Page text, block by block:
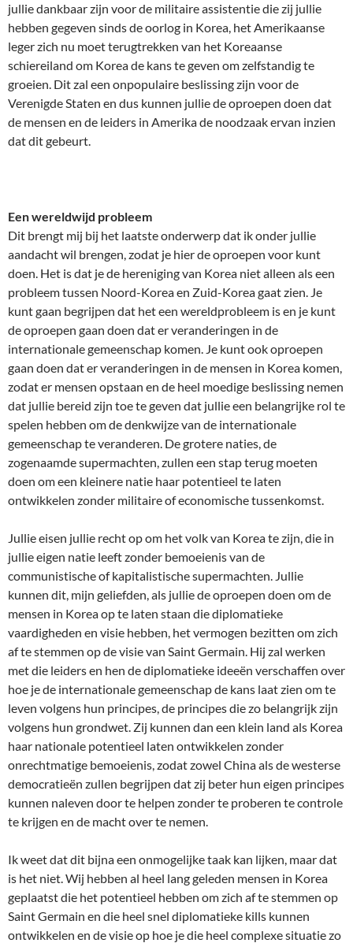
jullie dankbaar zijn voor de militaire assistentie die zij jullie
hebben gegeven sinds de oorlog in Korea, het Amerikaanse
leger zich nu moet terugtrekken van het Koreaanse
schiereiland om Korea de kans te geven om zelfstandig te
groeien. Dit zal een onpopulaire beslissing zijn voor de
Verenigde Staten en dus kunnen jullie de oproepen doen dat
de mensen en de leiders in Amerika de noodzaak ervan inzien
dat dit gebeurt.
Een wereldwijd probleem
Dit brengt mij bij het laatste onderwerp dat ik onder jullie
aandacht wil brengen, zodat je hier de oproepen voor kunt
doen. Het is dat je de hereniging van Korea niet alleen als een
probleem tussen Noord-Korea en Zuid-Korea gaat zien. Je
kunt gaan begrijpen dat het een wereldprobleem is en je kunt
de oproepen gaan doen dat er veranderingen in de
internationale gemeenschap komen. Je kunt ook oproepen
gaan doen dat er veranderingen in de mensen in Korea komen,
zodat er mensen opstaan en de heel moedige beslissing nemen
dat jullie bereid zijn toe te geven dat jullie een belangrijke rol te
spelen hebben om de denkwijze van de internationale
gemeenschap te veranderen. De grotere naties, de
zogenaamde supermachten, zullen een stap terug moeten
doen om een kleinere natie haar potentieel te laten
ontwikkelen zonder militaire of economische tussenkomst.
Jullie eisen jullie recht op om het volk van Korea te zijn, die in
jullie eigen natie leeft zonder bemoeienis van de
communistische of kapitalistische supermachten. Jullie
kunnen dit, mijn geliefden, als jullie de oproepen doen om de
mensen in Korea op te laten staan die diplomatieke
vaardigheden en visie hebben, het vermogen bezitten om zich
af te stemmen op de visie van Saint Germain. Hij zal werken
met die leiders en hen de diplomatieke ideeën verschaffen over
hoe je de internationale gemeenschap de kans laat zien om te
leven volgens hun principes, de principes die zo belangrijk zijn
volgens hun grondwet. Zij kunnen dan een klein land als Korea
haar nationale potentieel laten ontwikkelen zonder
onrechtmatige bemoeienis, zodat zowel China als de westerse
democratieën zullen begrijpen dat zij beter hun eigen principes
kunnen naleven door te helpen zonder te proberen te controle
te krijgen en de macht over te nemen.
Ik weet dat dit bijna een onmogelijke taak kan lijken, maar dat
is het niet. Wij hebben al heel lang geleden mensen in Korea
geplaatst die het potentieel hebben om zich af te stemmen op
Saint Germain en die heel snel diplomatieke kills kunnen
ontwikkelen en de visie op hoe je die heel complexe situatie zo